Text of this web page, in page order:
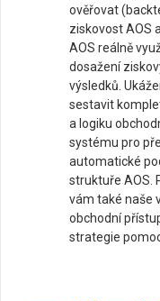
ověřovat
ziskovost AOS
AOS reálně
dosažení
výsledků.
sestavit
a logiku
systému pro
automatické
struktuře AOS.
vám také naše
obchodní
strategie